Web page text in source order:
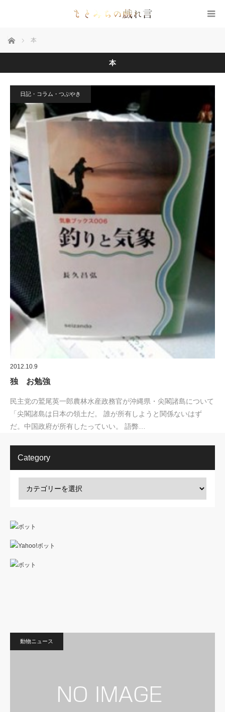
ホーム 本
本
日記・コラム・つぶやき
2012.10.9
独 お勉強
民主党の鷲尾英一郎農林水産政務官が沖縄県・尖閣諸島について
「尖閣諸島は日本の領土だ。 誰が所有しようと関係ないはず
だ。中国政府が所有したっていい。 語弊…
Category
動物ニュース